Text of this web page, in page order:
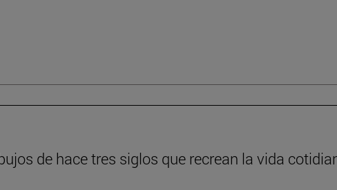
de hace tres siglos que recrean la vida